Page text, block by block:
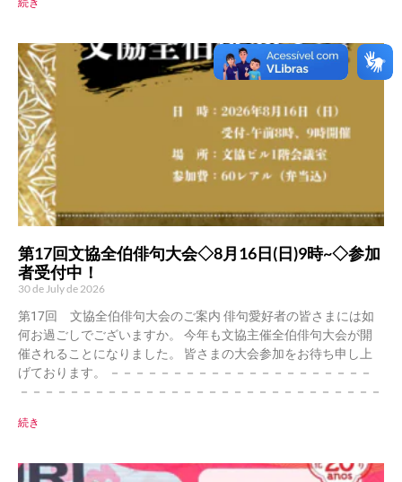
第17回文協全伯俳句大会◇8月16日(日)9時~◇参加
者受付中！
30 de July de 2026
第17回 文協全伯俳句大会のご案内 俳句愛好者の皆さまには如
何お過ごしでございますか。 今年も文協主催全伯俳句大会が開
催されることになりました。 皆さまの大会参加をお待ち申し上
げております。 －－－－－－－－－－－－－－－－－－－－－
－－－－－－－－－－－－－－－－－－－－－－－－－－－－－
続き